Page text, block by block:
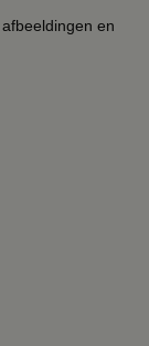
en